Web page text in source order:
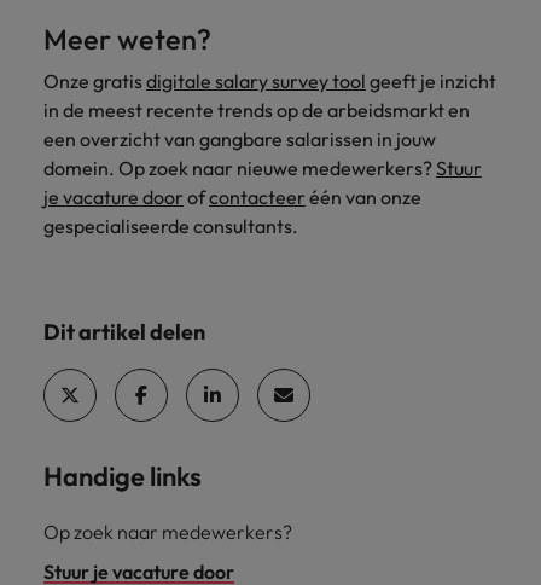
Meer weten?
Onze gratisdigitale salary survey tool geeft je inzicht
in de meest recente trends op de arbeidsmarkt en
een overzicht van gangbare salarissen in jouw
domein. Op zoek naar nieuwe medewerkers?Stuur
je vacature door ofcontacteer één van onze
gespecialiseerde consultants.
Dit artikel delen
Handige links
Op zoek naar medewerkers?
Stuur je vacature door